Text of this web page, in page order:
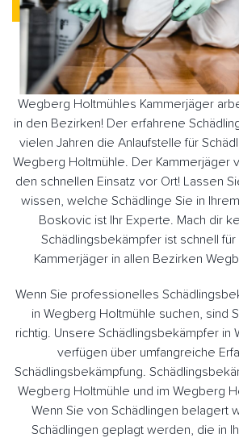
Wegberg Holtmühles Kammerjäger
in den Bezirken! Der erfahrene
vielen Jahren die Anlaufstelle für
Wegberg Holtmühle. Der Kammerjäger
den schnellen Einsatz vor Ort! Lassen
wissen, welche Schädlinge Sie in
Boskovic ist Ihr Experte. Mach dir
Schädlingsbekämpfer ist schnell für
Kammerjäger in allen Bezirken
Wenn Sie professionelles
in Wegberg Holtmühle suchen, sind
richtig. Unsere Schädlingsbekämpfer in
verfügen über umfangreiche
Schädlingsbekämpfung.
Wegberg Holtmühle und im Wegberg
Wenn Sie von Schädlingen belagert
Schädlingen geplagt werden, die in